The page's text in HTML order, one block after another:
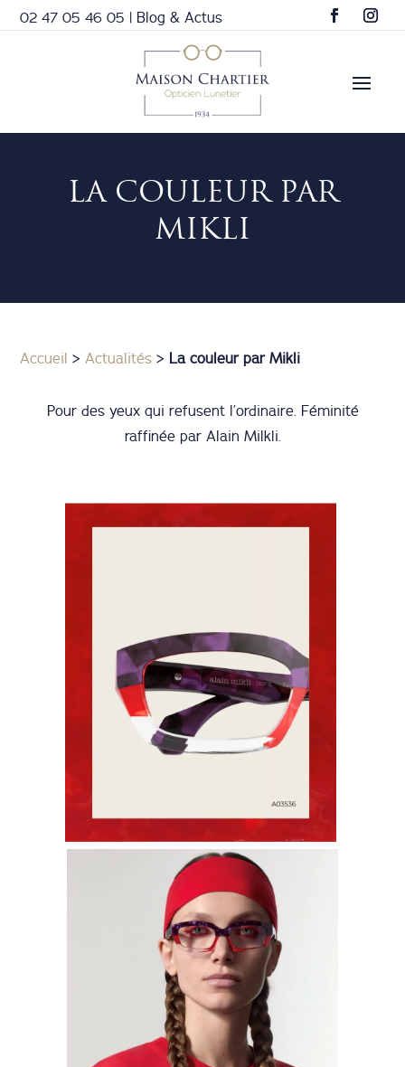
02 47 05 46 05 | Blog & Actus
LA COULEUR PAR
MIKLI
Accueil > Actualités > La couleur par Mikli
Pour des yeux qui refusent l’ordinaire. Féminité
raffinée par Alain Milkli.